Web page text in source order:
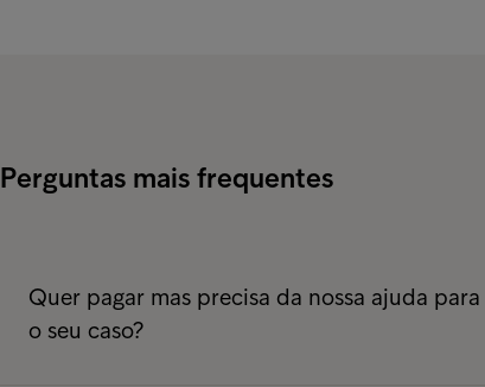
Perguntas mais frequentes
Quer pagar mas precisa da nossa ajuda
o seu caso?